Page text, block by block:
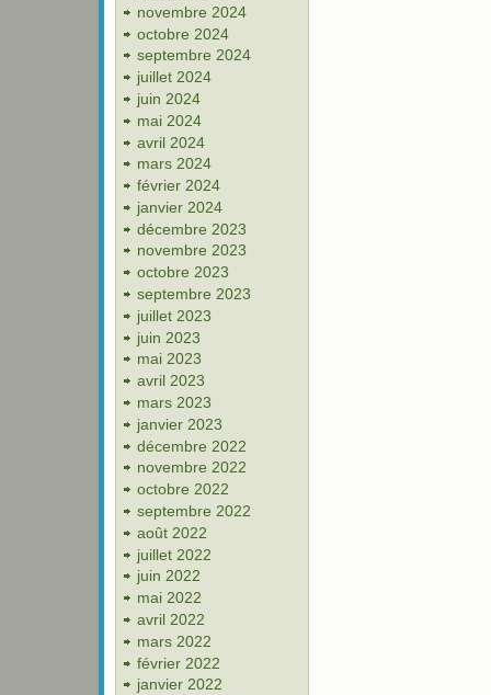
novembre 2024
octobre 2024
septembre 2024
juillet 2024
juin 2024
mai 2024
avril 2024
mars 2024
février 2024
janvier 2024
décembre 2023
novembre 2023
octobre 2023
septembre 2023
juillet 2023
juin 2023
mai 2023
avril 2023
mars 2023
janvier 2023
décembre 2022
novembre 2022
octobre 2022
septembre 2022
août 2022
juillet 2022
juin 2022
mai 2022
avril 2022
mars 2022
février 2022
janvier 2022